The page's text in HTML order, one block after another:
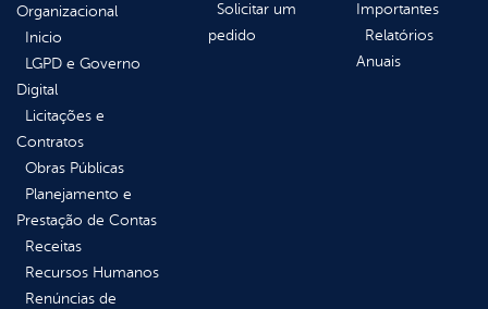
Organizacional
Inicio
LGPD e Governo
Digital
Licitações e
Contratos
Obras Públicas
Planejamento e
Prestação de Contas
Receitas
Recursos Humanos
Renúncias de
Solicitar um
pedido
Importantes
Relatórios
Anuais